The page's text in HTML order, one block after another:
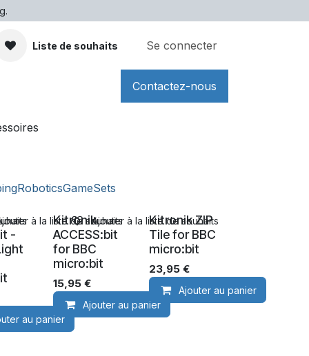
Liste de souhaits Se connecter
Contactez-nous
RoboticsGameSets
-
au panier
Kitronik
ACCESS:bit
for BBC
micro:bit
15,95€
Ajouter au panier
à la liste de souhaits
Kitronik ZIP
Tile for BBC
micro:bit
23,95€
Ajouter au panier
Ajouter à la liste de souhaits